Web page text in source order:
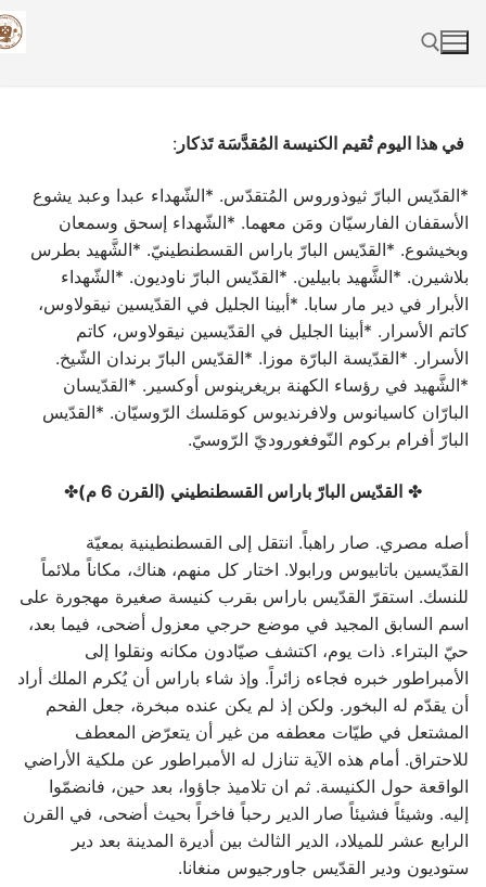
Skip
to
Search for:
في هذا اليوم تُقيم الكنيسة المُقدَّسَة تَذكار :
*القدّيس البارّ ثيوذوروس المُتقدّس. *الشّهداء عبدا وعبد يشوع
الأسقفان الفارسيّان ومَن معهما. *الشّهداء إسحق وسمعان
وبخيشوع. *القدّيس البارّ باراس القسطنطينيّ. *الشَّهيد بطرس
بلاشيرن. *الشَّهيد بابيلين. *القدّيس البارّ ناوديون. *الشّهداء
الأبرار في دير مار سابا. *أبينا الجليل في القدّيسين نيقولاوس،
كاتم الأسرار. *أبينا الجليل في القدّيسين نيقولاوس، كاتم
الأسرار. *القدّيسة البارّة موزا. *القدّيس البارّ برندان الشّيخ.
*الشَّهيد في رؤساء الكهنة بريغرينوس أوكسير. *القدّيسان
البارّان كاسيانوس ولافرنديوس كومَلسك الرّوسيّان. *القدّيس
البارّ أفرام بركوم النّوفغوروديّ الرّوسيّ.
✤ القدّيس البارّ باراس القسطنطيني (القرن 6 م) ✤
أصله مصري. صار راهباً. انتقل إلى القسطنطينية بمعيّة
القدّيسين باتابيوس ورابولا. اختار كل منهم، هناك، مكاناً ملائماً
للنسك. استقرّ القدّيس باراس بقرب كنيسة صغيرة مهجورة على
اسم السابق المجيد في موضع حرجي معزول أضحى، فيما بعد،
حيّ البتراء. ذات يوم، اكتشف صيّادون مكانه ونقلوا إلى
الأمبراطور خبره فجاءه زائراً. وإذ شاء باراس أن يُكرم الملك أراد
أن يقدّم له البخور. ولكن إذ لم يكن عنده مبخرة، جعل الفحم
المشتعل في طيّات معطفه من غير أن يتعرّض المعطف
للاحتراق. أمام هذه الآية تنازل له الأمبراطور عن ملكية الأراضي
الواقعة حول الكنيسة. ثم ان تلاميذ جاؤوا، بعد حين، فانضمّوا
إليه. وشيئاً فشيئاً صار الدير رحباً فاخراً بحيث أضحى، في القرن
الرابع عشر للميلاد، الدير الثالث بين أديرة المدينة بعد دير
ستوديون ودير القدّيس جاورجيوس منغانا.